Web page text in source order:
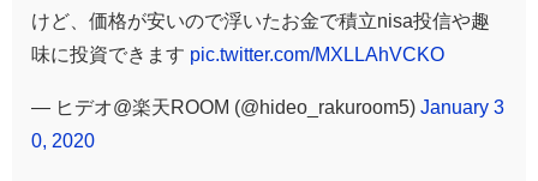
けど、価格が安いので浮いたお金で積立nisa投信や趣
味に投資できます pic.twitter.com/MXLLAhVCKO
— ヒデオ@楽天ROOM (@hideo_rakuroom5) January 3
0, 2020